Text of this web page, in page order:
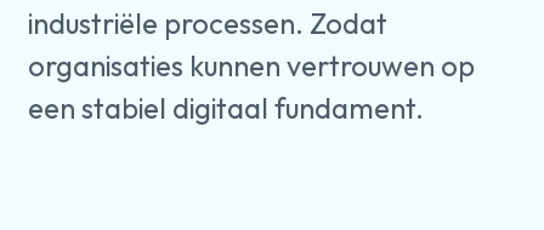
industriële processen. Zodat
organisaties kunnen vertrouwen op
een stabiel digitaal fundament.